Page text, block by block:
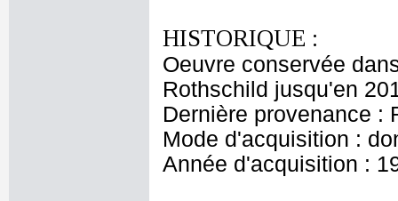
HISTORIQUE :
Oeuvre conservée
Rothschild jusqu'en
Dernière provenance :
Mode d'acquisition :
Année d'acquisition :